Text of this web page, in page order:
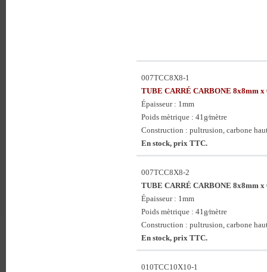
007TCC8X8-1
TUBE CARRÉ CARBONE 8x8mm
Épaisseur : 1mm
Poids mètrique : 41g⁄mètre
Construction : pultrusion, carbone
En stock, prix TTC.
007TCC8X8-2
TUBE CARRÉ CARBONE 8x8mm
Épaisseur : 1mm
Poids mètrique : 41g⁄mètre
Construction : pultrusion, carbone
En stock, prix TTC.
010TCC10X10-1